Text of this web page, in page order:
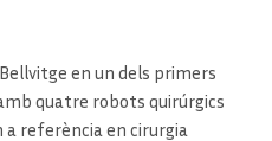
en un dels primers
quatre robots quirúrgics
referència en cirurgia